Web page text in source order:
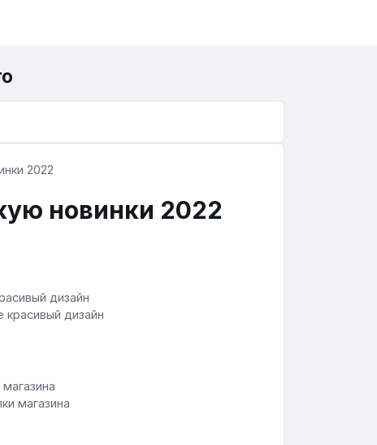
новинки 2022
дизайн
магазина